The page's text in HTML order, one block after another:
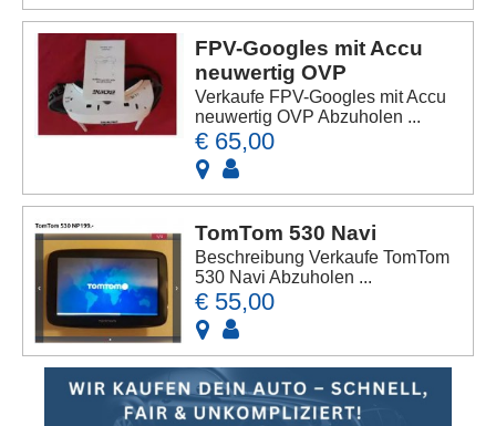
FPV-Googles mit Accu
neuwertig OVP
Verkaufe FPV-Googles mit Accu
neuwertig OVP Abzuholen ...
€ 65,00
TomTom 530 Navi
Beschreibung Verkaufe TomTom
530 Navi Abzuholen ...
€ 55,00